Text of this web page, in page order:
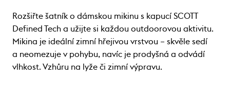
Rozšiřte šatník o dámskou mikinu s kapucí SCOTT
Defined Tech a užijte si každou outdoorovou aktivitu.
Mikina je ideální zimní hřejivou vrstvou – skvěle sedí
a neomezuje v pohybu, navíc je prodyšná a odvádí
vlhkost. Vzhůru na lyže či zimní výpravu.